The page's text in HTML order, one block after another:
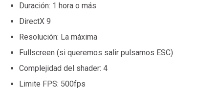
Duración: 1 hora o más
DirectX 9
Resolución: La máxima
Fullscreen (si queremos salir pulsamos ESC)
Complejidad del shader: 4
Limite FPS: 500fps